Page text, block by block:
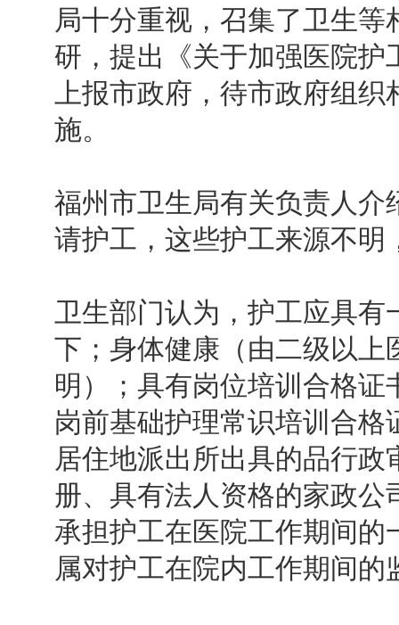
局十分重视，召集了卫生
研，提出《关于加强医院
上报市政府，待市政府组
施。
福州市卫生局有关负责人
请护工，这些护工来源不明
卫生部门认为，护工应具
下；身体健康（由二级以
明）；具有岗位培训合格
岗前基础护理常识培训合
居住地派出所出具的品行
册、具有法人资格的家政
承担护工在医院工作期间
属对护工在院内工作期间